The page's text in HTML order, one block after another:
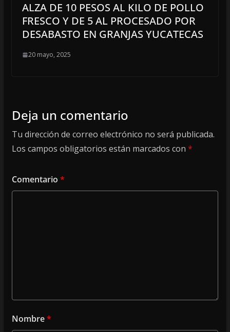
ALZA DE 10 PESOS AL KILO DE POLLO
FRESCO Y DE 5 AL PROCESADO POR
DESABASTO EN GRANJAS YUCATECAS
20 mayo, 2025
Deja un comentario
Tu dirección de correo electrónico no será publicada.
Los campos obligatorios están marcados con *
Comentario *
Nombre*